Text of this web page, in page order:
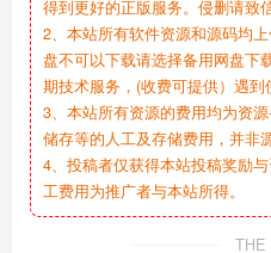
得到更好的正版服务。侵删请致
2、本站所有软件资源和源码均
盘不可以下载请选择备用网盘下
期技术服务，(收费可提供）遇
3、本站所有资源的费用均为资
储存等的人工及存储费用，并非
4、投稿者仅获得本站投稿奖励
工费用为推广者与本站所得。
THE